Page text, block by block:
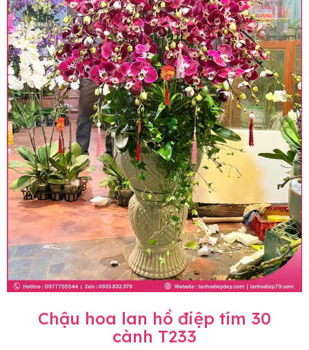
Chậu hoa lan hồ điệp tím 30
cành T233